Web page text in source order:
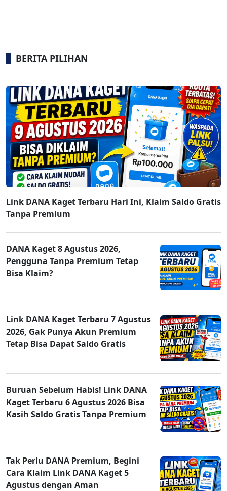
BERITA PILIHAN
Link DANA Kaget Terbaru Hari Ini, Klaim Saldo Gratis
Tanpa Premium
DANA Kaget 8 Agustus 2026,
Pengguna Tanpa Premium Tetap
Bisa Klaim?
Link DANA Kaget Terbaru 7 Agustus
2026, Gak Punya Akun Premium
Tetap Bisa Dapat Saldo Gratis
Buruan Sebelum Habis! Link DANA
Kaget Terbaru 6 Agustus 2026 Bisa
Kasih Saldo Gratis Tanpa Premium
Tak Perlu DANA Premium, Begini
Cara Klaim Link DANA Kaget 5
Agustus dengan Aman